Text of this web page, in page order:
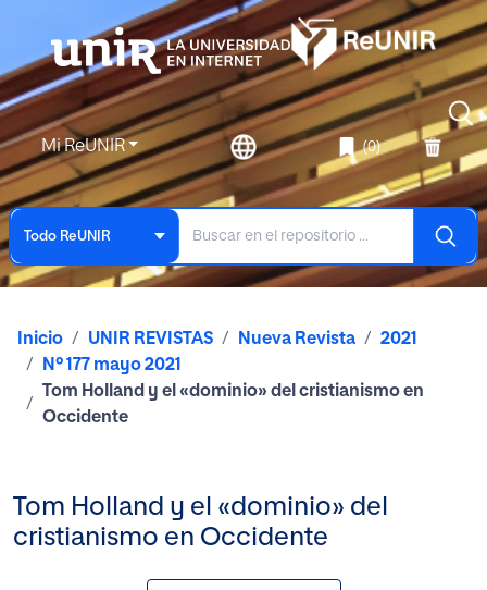
Mi ReUNIR (0)
Todo ReUNIR
Inicio UNIR REVISTAS Nueva Revista
2021
Nº 177 mayo 2021
Tom Holland y el «dominio» del cristianismo en
Occidente
Tom Holland y el «dominio» del
cristianismo en Occidente